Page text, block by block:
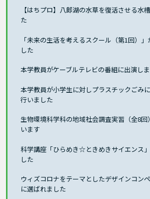
【はちプロ】八郎湖の水草を復活させる水
た
「未来の生活を考えるスクール（第1回）
した
本学教員がケーブルテレビの番組に出演し
本学教員が小学生に対しプラスチックごみ
行いました
生物環境科学科の地域社会調査実習（全8回
います
科学講座「ひらめき☆ときめきサイエンス
した
ウィズコロナをテーマとしたデザインコン
に選ばれました